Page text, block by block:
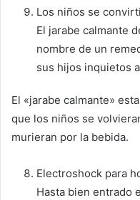
Los niños se
El jarabe calmante
nombre de un
sus hijos inquietos
El «jarabe calmante»
que los niños se
murieran por la bebida.
Electroshock para
Hasta bien entrado